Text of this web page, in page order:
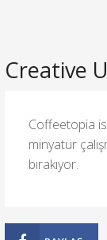
Creative
Coffeetopia
minyatür
bırakıyor.